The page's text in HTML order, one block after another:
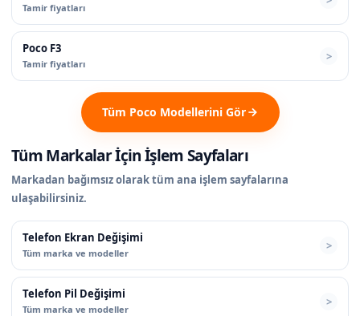
Tamir fiyatları
Poco F3
Tamir fiyatları
Tüm Poco Modellerini Gör
Tüm Markalar İçin İşlem Sayfaları
Markadan bağımsız olarak tüm ana işlem sayfalarına
ulaşabilirsiniz.
Telefon Ekran Değişimi
Tüm marka ve modeller
Telefon Pil Değişimi
Tüm marka ve modeller